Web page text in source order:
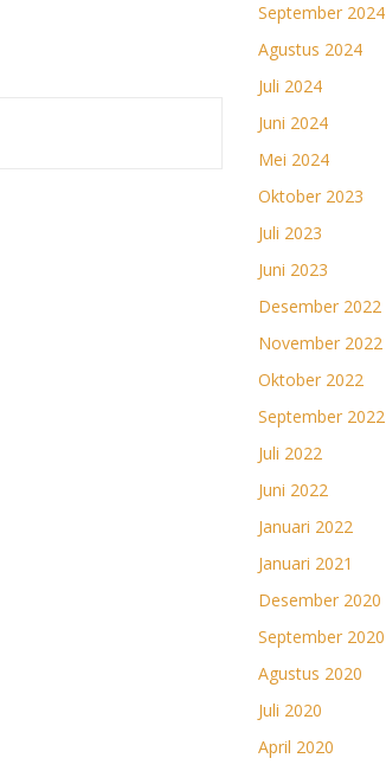
September 2024
Agustus 2024
Juli 2024
Juni 2024
Mei 2024
Oktober 2023
Juli 2023
Juni 2023
Desember 2022
November 2022
Oktober 2022
September 2022
Juli 2022
Juni 2022
Januari 2022
Januari 2021
Desember 2020
September 2020
Agustus 2020
Juli 2020
April 2020